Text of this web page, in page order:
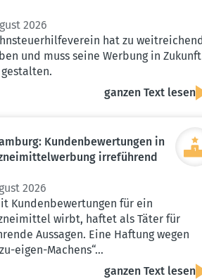
2026
hat zu weitreichend
und muss seine Werbung in Zukunft
ganzen Text lesen
Kunden­be­wer­tungen in
irreführend
2026
Kundenbewertungen für ein
wirbt, haftet als Täter für
Aussagen. Eine Haftung wegen
eigen-Machens“…
ganzen Text lesen